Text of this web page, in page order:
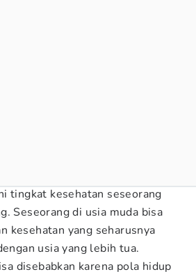
tingkat kesehatan seseorang
Seseorang di usia muda bisa
kesehatan yang seharusnya
usia yang lebih tua.
disebabkan karena pola hidup